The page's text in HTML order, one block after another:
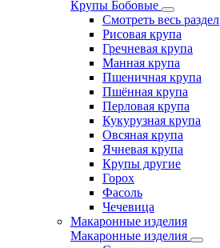
Крупы Бобовые
Смотреть весь раздел
Рисовая крупа
Гречневая крупа
Манная крупа
Пшеничная крупа
Пшённая крупа
Перловая крупа
Кукурузная крупа
Овсяная крупа
Ячневая крупа
Крупы другие
Горох
Фасоль
Чечевица
Макаронные изделия
Макаронные изделия